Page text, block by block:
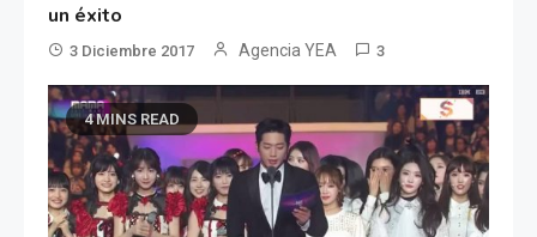
un éxito
3 Diciembre 2017 Agencia YEA 3
4 MINS READ